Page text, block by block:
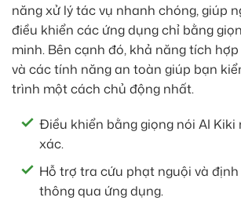
năng xử lý tác vụ nhanh chóng, giúp
điều khiển các ứng dụng chỉ bằng
minh. Bên cạnh đó, khả năng tích
và các tính năng an toàn giúp bạn
trình một cách chủ động nhất.
Điều khiển bằng giọng nói AI Kiki
xác.
Hỗ trợ tra cứu phạt nguội và định
thông qua ứng dụng.